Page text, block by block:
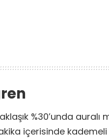
%30’unda auralı
içerisinde